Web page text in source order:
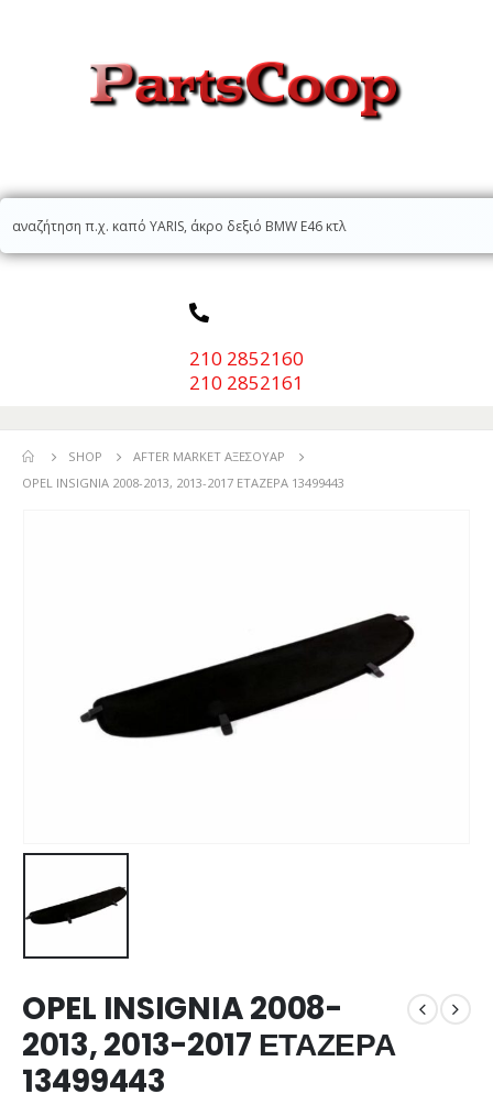
210 2852160
210 2852161
SHOP
AFTER MARKET ΑΞΕΣΟΥΆΡ
OPEL INSIGNIA 2008-2013, 2013-2017 ΕΤΑΖΕΡΑ 13499443
OPEL INSIGNIA 2008-
2013, 2013-2017 ΕΤΑΖΕΡΑ
13499443